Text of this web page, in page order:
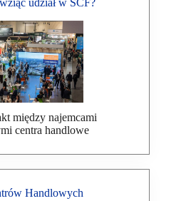
udział w SCF?
między najemcami
centra handlowe
Handlowych